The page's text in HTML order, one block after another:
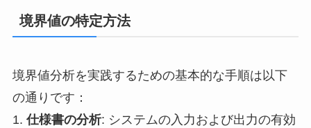
境界値の特定方法
境界値分析を実践するための基本的な手順は以下
の通りです：
1. 仕様書の分析: システムの入力および出力の有効